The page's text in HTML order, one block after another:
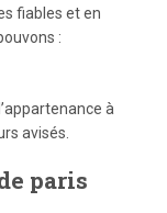
fiables et en
:
à
avisés.
paris